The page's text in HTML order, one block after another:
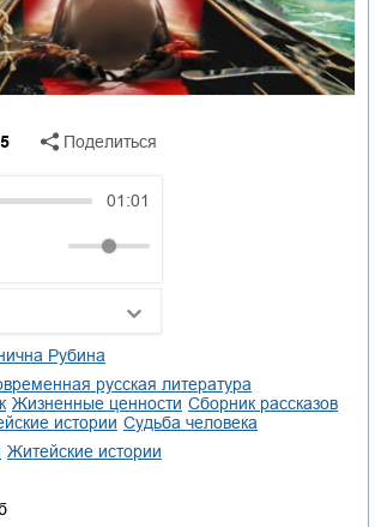
5
Поделиться
01:01
20:50
Рубина
русская литература
жизненные ценности
сборник рассказов
истории
судьба человека
житейские истории